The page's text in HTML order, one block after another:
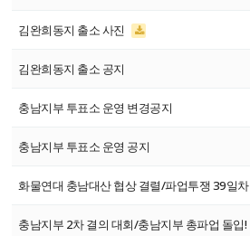
김완희동지 출소 사진
김완희동지 출소 공지
충남지부 투표소 운영 변경공지
충남지부 투표소 운영 공지
화물연대 충남대산 협상 결렬/파업투쟁 39일차
충남지부 2차 결의 대회/충남지부 총파업 돌입!